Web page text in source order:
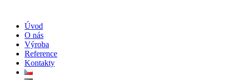
Úvod
O nás
Výroba
Reference
Kontakty